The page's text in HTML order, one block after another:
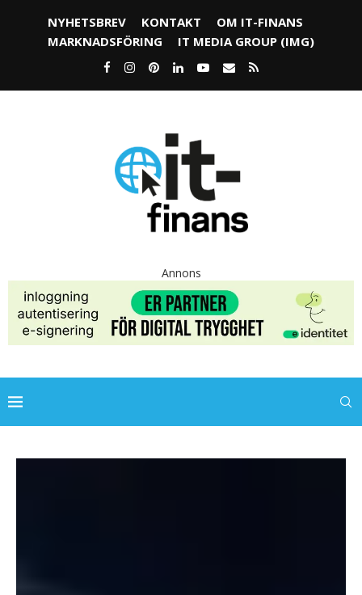
NYHETSBREV KONTAKT
OM IT-FINANS
MARKNADSFÖRING
IT MEDIA GROUP (IMG)
Annons